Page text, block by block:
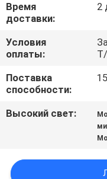
СПРОСИТЕ
ЦИТАТУ
КАРТА
POLICY
Время
доставки:
2
Условия
оплаты:
Поставка
способности:
Высокий свет: